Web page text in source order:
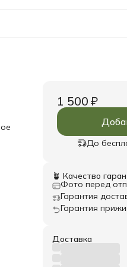
1 500 ₽
До
🪴 Качество
Фото перед
Гарантия
Гарантия
Доставка